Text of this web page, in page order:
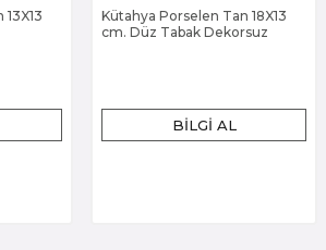
Kütahya Porselen Tan 18X13
cm. Düz Tabak Dekorsuz
BILGI AL